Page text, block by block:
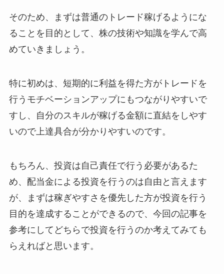
そのため、まずは普通のトレード稼げるようにな
ることを目的として、株の技術や知識を学んで高
めていきましょう。
特に初めは、短期的に利益を得た方がトレードを
行うモチベーションアップにもつながりやすいで
すし、自分のスキルが稼げる金額に直結をしやす
いので上達具合が分かりやすいのです。
もちろん、投資は自己責任で行う必要があるた
め、配当金による投資を行うのは自由と言えます
が、まずは稼ぎやすさを優先した方が投資を行う
目的を達成することができるので、今回の記事を
参考にしてどちらで投資を行うのか考えてみても
らえればと思います。